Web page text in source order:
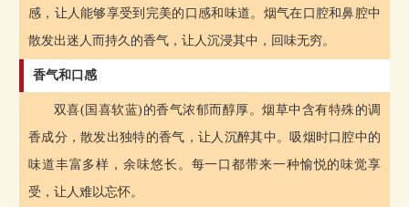
感，让人能够享受到完美的口感和味道。烟气在口腔和鼻腔中
散发出迷人而持久的香气，让人沉浸其中，回味无穷。
香气和口感
双喜(国喜软蓝)的香气浓郁而醇厚。烟草中含有特殊的调
香成分，散发出独特的香气，让人沉醉其中。吸烟时口腔中的
味道丰富多样，余味悠长。每一口都带来一种愉悦的味觉享
受，让人难以忘怀。